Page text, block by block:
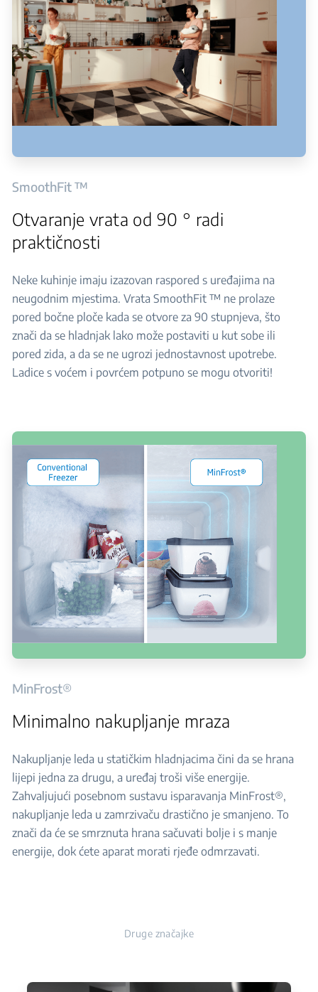
SmoothFit ™
Otvaranje vrata od 90 ° radi
praktičnosti
Neke kuhinje imaju izazovan raspored s uređajima na
neugodnim mjestima. Vrata SmoothFit ™ ne prolaze
pored bočne ploče kada se otvore za 90 stupnjeva, što
znači da se hladnjak lako može postaviti u kut sobe ili
pored zida, a da se ne ugrozi jednostavnost upotrebe.
Ladice s voćem i povrćem potpuno se mogu otvoriti!
MinFrost®
Minimalno nakupljanje mraza
Nakupljanje leda u statičkim hladnjacima čini da se hrana
lijepi jedna za drugu, a uređaj troši više energije.
Zahvaljujući posebnom sustavu isparavanja MinFrost®,
nakupljanje leda u zamrzivaču drastično je smanjeno. To
znači da će se smrznuta hrana sačuvati bolje i s manje
energije, dok ćete aparat morati rjeđe odmrzavati.
Druge značajke